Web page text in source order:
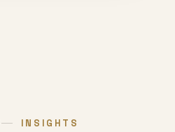
INSIGHTS